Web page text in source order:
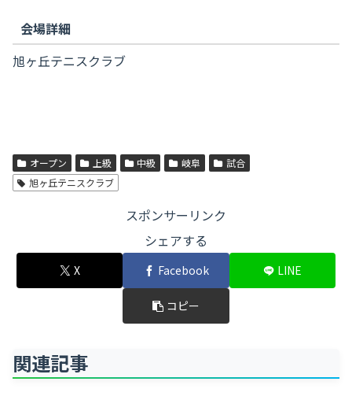
会場詳細
旭ヶ丘テニスクラブ
オープン 上級 中級 岐阜
試合
旭ヶ丘テニスクラブ
スポンサーリンク
シェアする
X Facebook LINE
コピー
関連記事